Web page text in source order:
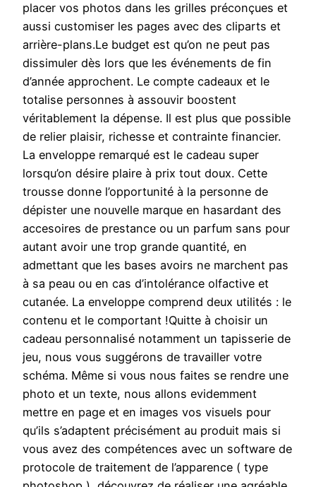
placer vos photos dans les grilles préconçues et
aussi customiser les pages avec des cliparts et
arrière-plans.Le budget est qu’on ne peut pas
dissimuler dès lors que les événements de fin
d’année approchent. Le compte cadeaux et le
totalise personnes à assouvir boostent
véritablement la dépense. Il est plus que possible
de relier plaisir, richesse et contrainte financier.
La enveloppe remarqué est le cadeau super
lorsqu’on désire plaire à prix tout doux. Cette
trousse donne l’opportunité à la personne de
dépister une nouvelle marque en hasardant des
accesoires de prestance ou un parfum sans pour
autant avoir une trop grande quantité, en
admettant que les bases avoirs ne marchent pas
à sa peau ou en cas d’intolérance olfactive et
cutanée. La enveloppe comprend deux utilités : le
contenu et le comportant !Quitte à choisir un
cadeau personnalisé notamment un tapisserie de
jeu, nous vous suggérons de travailler votre
schéma. Même si vous nous faites se rendre une
photo et un texte, nous allons evidemment
mettre en page et en images vos visuels pour
qu’ils s’adaptent précisément au produit mais si
vous avez des compétences avec un software de
protocole de traitement de l’apparence ( type